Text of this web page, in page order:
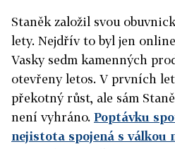
Staněk založil svou
lety. Nejdřív to byl jen
Vasky sedm kamenných
otevřeny letos. V prvních
překotný růst, ale sám
není vyhráno. Poptávku
nejistota spojená s válkou